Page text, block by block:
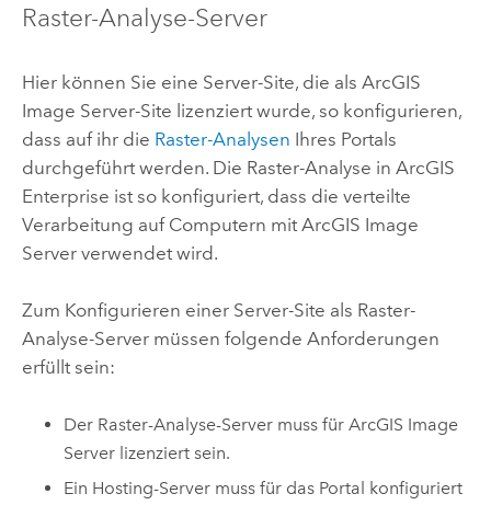
Raster-Analyse-Server
Hier können Sie eine Server-Site, die als ArcGIS
Image Server-Site lizenziert wurde, so konfigurieren,
dass auf ihr die Raster-Analysen Ihres Portals
durchgeführt werden. Die Raster-Analyse in ArcGIS
Enterprise ist so konfiguriert, dass die verteilte
Verarbeitung auf Computern mit ArcGIS Image
Serververwendet wird.
Zum Konfigurieren einer Server-Site als Raster-
Analyse-Server müssen folgende Anforderungen
erfüllt sein:
Der Raster-Analyse-Server muss fürArcGIS Image
Server lizenziert sein.
Ein Hosting-Server muss für das Portal konfiguriert